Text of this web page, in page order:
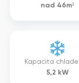
nad 46m²
Kapacita
5,2 kW